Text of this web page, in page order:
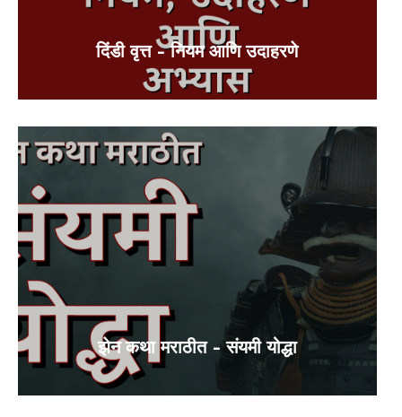
दिंडी वृत्त – नियम आणि उदाहरणे
झेन कथा मराठीत – संयमी योद्धा